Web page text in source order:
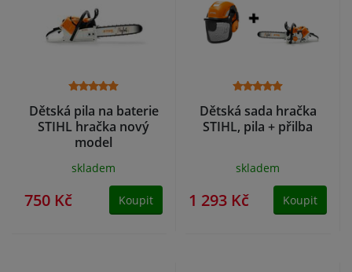
Dětská pila na baterie
STIHL hračka nový
model
skladem
750 Kč Koupit
Dětská sada hračka
STIHL, pila + přilba
skladem
1 293 Kč Koupit